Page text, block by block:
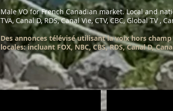
Male VO for French Canadian market. Local and
TVA, Canal D, RDS, Canal Vie, CTV, CBC, Global TV ,
Des annonces télévisé utilisant la voix hors
locales: incluant FOX, NBC, CBS, RDS, Canal D,